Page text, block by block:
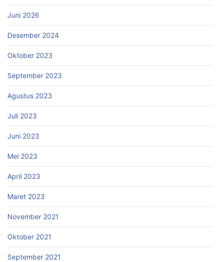
Juni 2026
Desember 2024
Oktober 2023
September 2023
Agustus 2023
Juli 2023
Juni 2023
Mei 2023
April 2023
Maret 2023
November 2021
Oktober 2021
September 2021